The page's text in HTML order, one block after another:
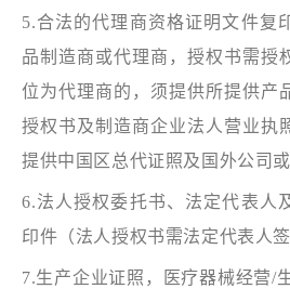
5.合法的代理商资格证明文件复
品制造商或代理商，授权书需授
位为代理商的，须提供所提供产
授权书及制造商企业法人营业执
提供中国区总代证照及国外公司或
6.法人授权委托书、法定代表人
印件（法人授权书需法定代表人
7.生产企业证照，医疗器械经营/